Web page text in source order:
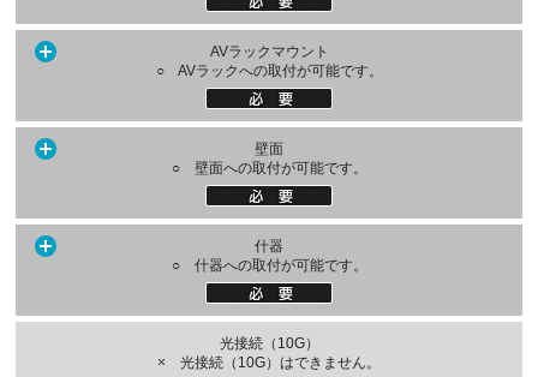
AVラックマウント
○ AVラックへの取付が可能です。
壁面
○ 壁面への取付が可能です。
什器
○ 什器への取付が可能です。
光接続（10G）
× 光接続（10G）はできません。